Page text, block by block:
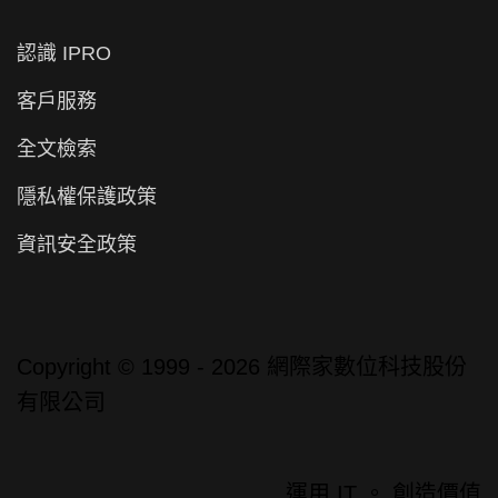
認識 IPRO
客戶服務
全文檢索
隱私權保護政策
資訊安全政策